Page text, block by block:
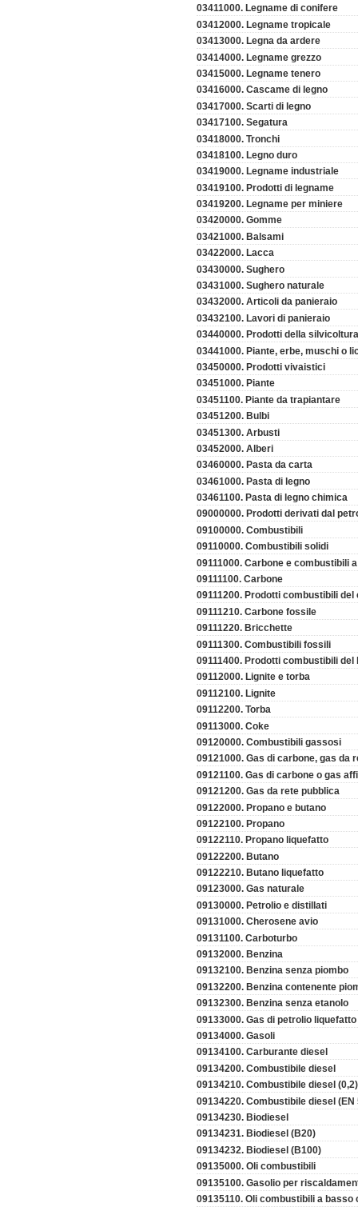
03411000. Legname di conifere
03412000. Legname tropicale
03413000. Legna da ardere
03414000. Legname grezzo
03415000. Legname tenero
03416000. Cascame di legno
03417000. Scarti di legno
03417100. Segatura
03418000. Tronchi
03418100. Legno duro
03419000. Legname industriale
03419100. Prodotti di legname
03419200. Legname per miniere
03420000. Gomme
03421000. Balsami
03422000. Lacca
03430000. Sughero
03431000. Sughero naturale
03432000. Articoli da panieraio
03432100. Lavori di panieraio
03440000. Prodotti della silvicoltura
03441000. Piante, erbe, muschi o
03450000. Prodotti vivaistici
03451000. Piante
03451100. Piante da trapiantare
03451200. Bulbi
03451300. Arbusti
03452000. Alberi
03460000. Pasta da carta
03461000. Pasta di legno
03461100. Pasta di legno chimica
09000000. Prodotti derivati dal
09100000. Combustibili
09110000. Combustibili solidi
09111000. Carbone e combustibili
09111100. Carbone
09111200. Prodotti combustibili del
09111210. Carbone fossile
09111220. Bricchette
09111300. Combustibili fossili
09111400. Prodotti combustibili del
09112000. Lignite e torba
09112100. Lignite
09112200. Torba
09113000. Coke
09120000. Combustibili gassosi
09121000. Gas di carbone, gas da
09121100. Gas di carbone o gas
09121200. Gas da rete pubblica
09122000. Propano e butano
09122100. Propano
09122110. Propano liquefatto
09122200. Butano
09122210. Butano liquefatto
09123000. Gas naturale
09130000. Petrolio e distillati
09131000. Cherosene avio
09131100. Carboturbo
09132000. Benzina
09132100. Benzina senza piombo
09132200. Benzina contenente
09132300. Benzina senza etanolo
09133000. Gas di petrolio liquefatto
09134000. Gasoli
09134100. Carburante diesel
09134200. Combustibile diesel
09134210. Combustibile diesel (0,2)
09134220. Combustibile diesel (EN
09134230. Biodiesel
09134231. Biodiesel (B20)
09134232. Biodiesel (B100)
09135000. Oli combustibili
09135100. Gasolio per
09135110. Oli combustibili a basso